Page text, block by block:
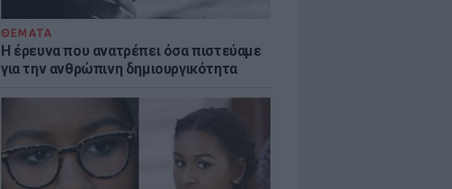
ΘΕΜΑΤΑ
Η έρευνα που ανατρέπει όσα πιστεύαμε
για την ανθρώπινη δημιουργικότητα